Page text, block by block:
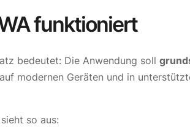
funktioniert
bedeutet: Die Anwendung soll
modernen Geräten und in
so aus: